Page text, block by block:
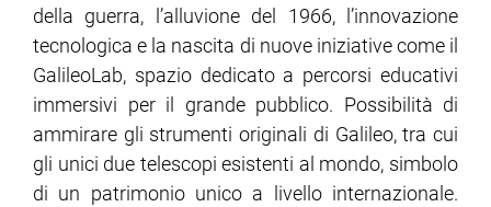
della guerra, l’alluvione del 1966, l’innovazione
tecnologica e la nascita di nuove iniziative come il
GalileoLab, spazio dedicato a percorsi educativi
immersivi per il grande pubblico. Possibilità di
ammirare gli strumenti originali di Galileo, tra cui
gli unici due telescopi esistenti al mondo, simbolo
di un patrimonio unico a livello internazionale.